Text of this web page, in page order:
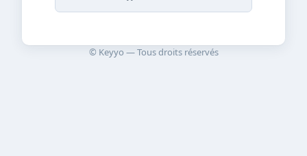
© Keyyo — Tous droits réservés